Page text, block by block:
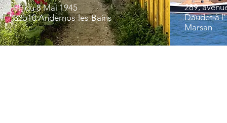
Pl. du 8 Mai 1945
33510 Andernos-les-Bains
289,
Daudet à l'
Marsan